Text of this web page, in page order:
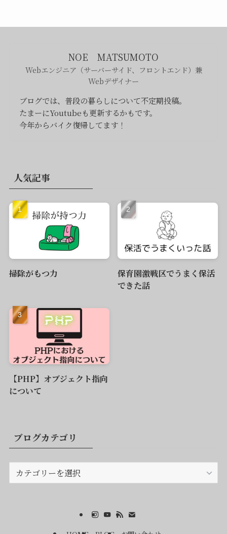
NOE MATSUMOTO
Webエンジニア（サーバーサイド、フロントエンド）兼
Webデザイナー
ブログでは、普段の暮らしについて不定期投稿。
たまーにYoutubeも更新するかもです。
今年からバイク復帰してます！
人気記事
掃除がもつ力
保育園激戦区でうまく保活
できた話
【PHP】オブジェクト指向
について
ブログカテゴリ
ロ